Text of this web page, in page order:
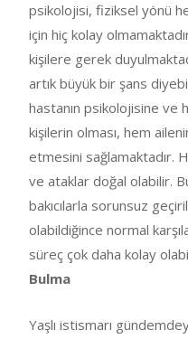
psikolojisi, fiziksel yönü
için hiç kolay
kişilere gerek
artık büyük bir şans
hastanın psikolojisine ve
kişilerin olması, hem
etmesini sağlamaktadır.
ve ataklar doğal olabilir.
bakıcılarla sorunsuz
olabildiğince normal
süreç çok daha kolay
Bulma
Yaşlı istismarı